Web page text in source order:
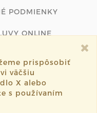
PODMIENKY
ONLINE
vyhradené.
sashe.sk
prispôsobiť
väčšiu
X alebo
s používaním